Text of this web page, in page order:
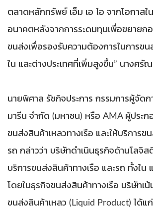
ตลาดหลักทรัพย์ เอ็ม เอ ไอ จากโอกาสใ
อนาคตหลังจากการระดมทุนเพื่อขยายกอ
ขนส่งเพื่อรองรับความต้องการในการขน
ใน และต่างประเทศที่เพิ่มสูงขึ้น” นางศรั
นายพิศาล รัชกิจประการ กรรมการผู้จัดก
มารีน จำกัด (มหาชน) หรือ AMA ผู้ประก
ขนส่งสินค้าเหลวทางเรือ และให้บริการข
รถ กล่าวว่า บริษัทดำเนินธุรกิจด้านโลจิส
บริการขนส่งสินค้าทางเรือ และรถ ทั้งใน
โดยในธุรกิจขนส่งสินค้าทางเรือ บริษัทเน้
ขนส่งสินค้าเหลว (Liquid Product) ได้